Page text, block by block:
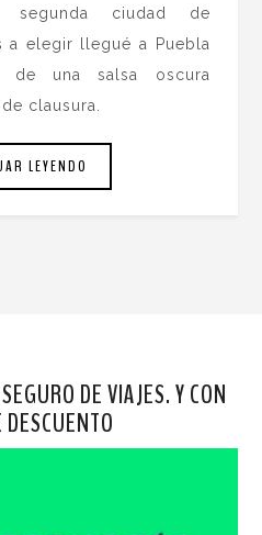
segunda ciudad de
a elegir llegué a Puebla
de una salsa oscura
clausura.
LEYENDO
DE VIAJES. Y CON